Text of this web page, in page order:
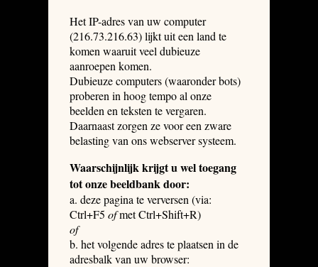
Het IP-adres van uw computer
(216.73.216.63) lijkt uit een land te
komen waaruit veel dubieuze
aanroepen komen.
Dubieuze computers (waaronder bots)
proberen in hoog tempo al onze
beelden en teksten te vergaren.
Daarnaast zorgen ze voor een zware
belasting van ons webserver systeem.
Waarschijnlijk krijgt u wel toegang
tot onze beeldbank door:
a. deze pagina te verversen (via:
Ctrl+F5 ofmet Ctrl+Shift+R)
of
b. het volgende adres te plaatsen in de
adresbalk van uw browser: